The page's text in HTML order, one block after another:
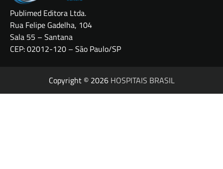
Publimed Editora Ltda.
Rua Felipe Gadelha, 104
Sala 55 – Santana
CEP: 02012-120 – São Paulo/SP
Copyright © 2026 HOSPITAIS BRASIL